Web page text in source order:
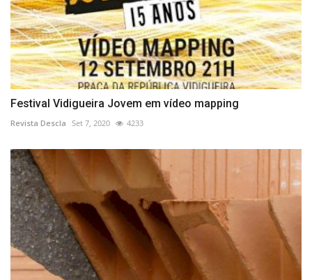
Festival Vidigueira Jovem em vídeo mapping
Revista Descla Set 7, 2020 4233